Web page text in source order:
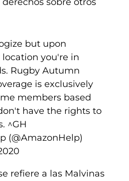
but upon
you're in
Rugby Autumn
is exclusively
members based
have the rights to
^GH
(@AmazonHelp)
refiere a las Malvinas